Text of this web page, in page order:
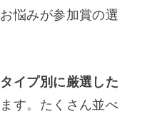
悩みが参加賞の選
イプ別に厳選した
す。たくさん並べ